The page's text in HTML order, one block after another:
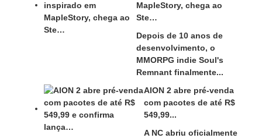
MapleStory, chega ao
Ste…
Depois de 10 anos de
desenvolvimento, o
MMORPG indie Soul's
Remnant finalmente...
AION 2 abre pré-venda
com pacotes de até R$
549,99...
A NC abriu oficialmente